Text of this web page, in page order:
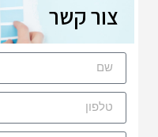
צור קשר